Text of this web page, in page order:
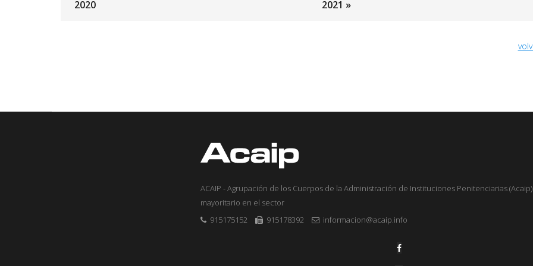
2020
2021 »
ACAIP - Agrupación de los Cuerpos de la Administración de Instituciones Penitenciarias
mayoritario en el sector
915175152
915178392 informacion@acaip.info